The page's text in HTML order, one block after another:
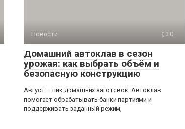
Новости 0
Домашний автоклав в сезон
урожая: как выбрать объём и
безопасную конструкцию
Август — пик домашних заготовок. Автоклав
помогает обрабатывать банки партиями и
поддерживать заданный режим,